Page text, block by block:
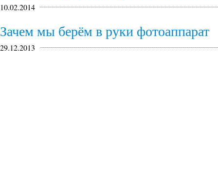
10.02.2014
Зачем мы берём в руки фотоаппарат
29.12.2013